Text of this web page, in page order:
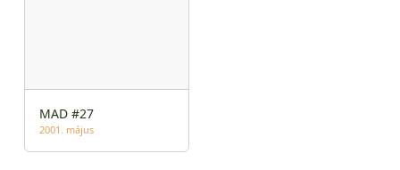
MAD #27
2001. május